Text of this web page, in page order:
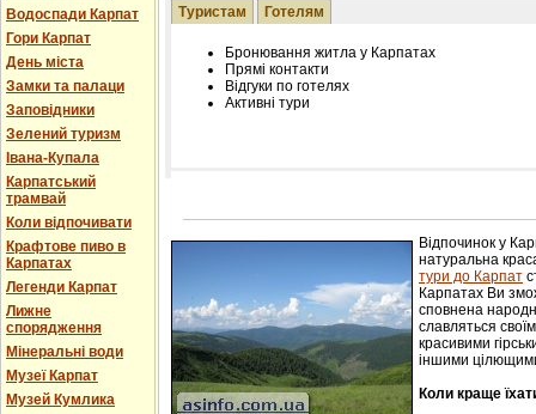
Водоспади Карпат
Гори Карпат
День міста
Замки та палаци
Заповідники
Зелений туризм
Івана-Купала
Карпатський
трамвай
Коли відпочивати
Крафтове пиво в
Карпатах
Легенди Карпат
Лижне
спорядження
Мінеральні води
Музеї Карпат
Музей Кумлика
Туристам Готелям
Бронювання житла у Карпатах
Прямі контакти
Відгуки по готелях
Активні тури
Редагування інформації і цін на вимогу
Відпочинок у
натуральна
тури до Карпат
Карпатах Ви
сповнена
славляться
красивими
іншими
Коли краще